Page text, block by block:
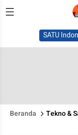
SATU
Beranda Tekno &